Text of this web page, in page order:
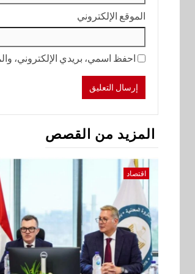
الموقع الإلكتروني
احفظ اسمي، بريدي الإلكتروني،
المزيد من القصص
اقتصاد